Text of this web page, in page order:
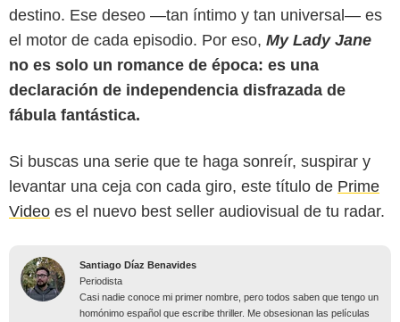
destino. Ese deseo —tan íntimo y tan universal— es
el motor de cada episodio. Por eso, My Lady Jane
no es solo un romance de época: es una
declaración de independencia disfrazada de
fábula fantástica.
Si buscas una serie que te haga sonreír, suspirar y
levantar una ceja con cada giro, este título de Prime
Video es el nuevo best seller audiovisual de tu radar.
Santiago Díaz Benavides
Periodista
Casi nadie conoce mi primer nombre, pero todos saben que tengo un
homónimo español que escribe thriller. Me obsesionan las películas